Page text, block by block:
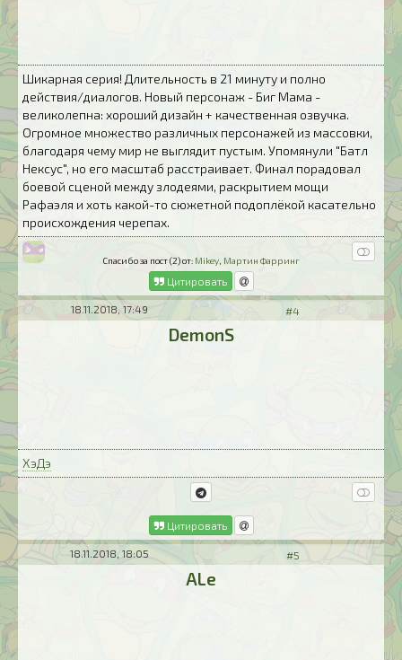
Шикарная серия! Длительность в 21 минуту и полно
действия/диалогов. Новый персонаж - Биг Мама -
великолепна: хороший дизайн + качественная озвучка.
Огромное множество различных персонажей из массовки,
благодаря чему мир не выглядит пустым. Упомянули "Батл
Нексус", но его масштаб расстраивает. Финал порадовал
боевой сценой между злодеями, раскрытием мощи
Рафаэля и хоть какой-то сюжетной подоплёкой касательно
происхождения черепах.
Спасибо за пост (2) от: Mikey Мартин Фарринг
Цитировать
18.11.2018, 17:49 #4
DemonS
ХэДэ
Цитировать
18.11.2018, 18:05 #5
ALe